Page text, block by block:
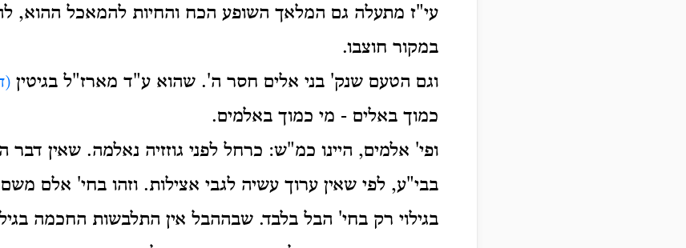
עי"ז מתעלה גם המלאך השופע הכח והחיות להמאכל ההוא,
במקור חוצבו.
וגם הטעם שנק' בני אלים חסר ה'. שהוא ע"ד מארז"ל בגיטין
כמוך באלים - מי כמוך באלמים.
ופי' אלמים, היינו כמ"ש: כרחל לפני גוזזיה נאלמה. שאין דבר
בבי"ע, לפי שאין ערוך עשיה לגבי אצילות. וזהו בחי' אלם
בגילוי רק בחי' הבל בלבד. שבההבל אין התלבשות החכמה